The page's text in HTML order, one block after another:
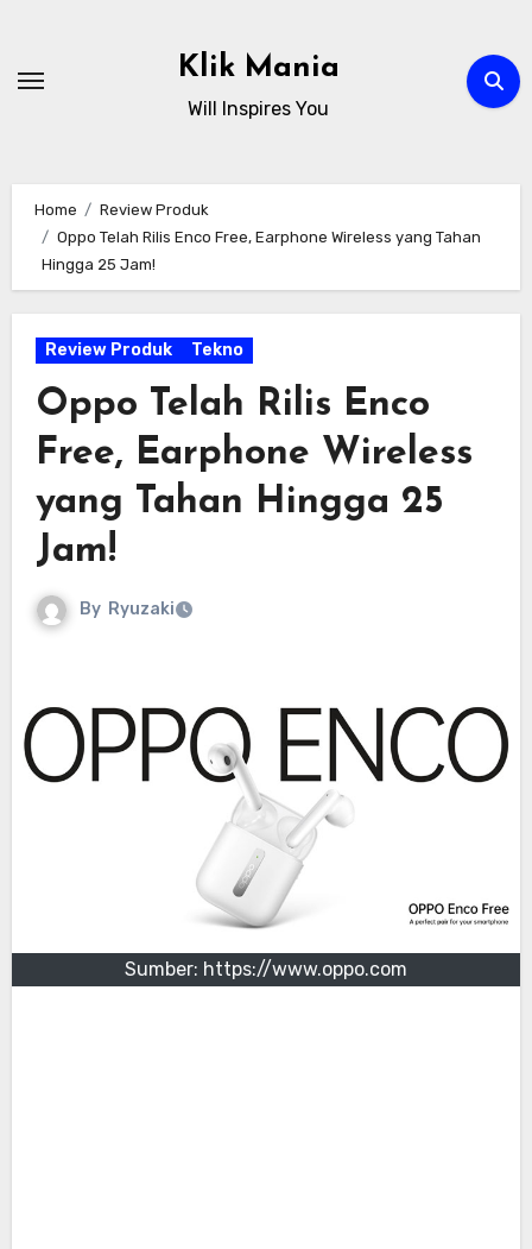
content
Klik Mania
Will Inspires You
Home
Review Produk
Oppo Telah Rilis Enco Free, Earphone Wireless yang Tahan
Hingga 25 Jam!
Review Produk Tekno
Oppo Telah Rilis Enco
Free, Earphone Wireless
yang Tahan Hingga 25
Jam!
By Ryuzaki
Sumber: https://www.oppo.com